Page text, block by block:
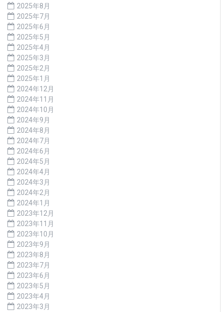
2025年8月
2025年7月
2025年6月
2025年5月
2025年4月
2025年3月
2025年2月
2025年1月
2024年12月
2024年11月
2024年10月
2024年9月
2024年8月
2024年7月
2024年6月
2024年5月
2024年4月
2024年3月
2024年2月
2024年1月
2023年12月
2023年11月
2023年10月
2023年9月
2023年8月
2023年7月
2023年6月
2023年5月
2023年4月
2023年3月